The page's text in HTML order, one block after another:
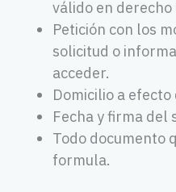
válido en
Petición con los
solicitud o
acceder.
Domicilio a
Fecha y firma del
Todo documento
formula.